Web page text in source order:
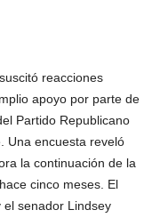
reacciones
apoyo por parte de
Partido Republicano
Una encuesta reveló
la continuación de la
cinco meses. El
senador Lindsey